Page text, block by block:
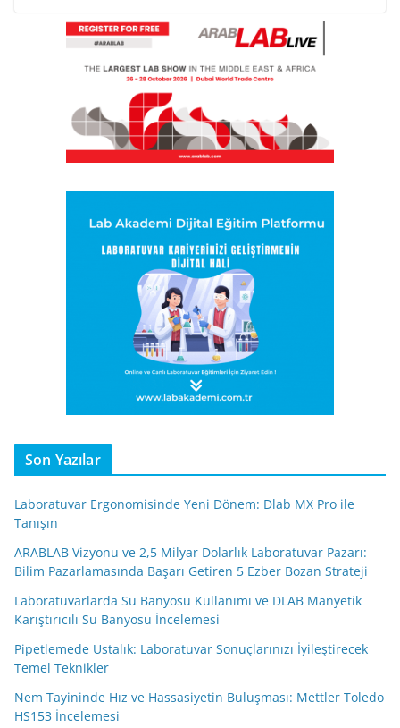
Son Yazılar
Laboratuvar Ergonomisinde Yeni Dönem: Dlab MX Pro ile
Tanışın
ARABLAB Vizyonu ve 2,5 Milyar Dolarlık Laboratuvar Pazarı:
Bilim Pazarlamasında Başarı Getiren 5 Ezber Bozan Strateji
Laboratuvarlarda Su Banyosu Kullanımı ve DLAB Manyetik
Karıştırıcılı Su Banyosu İncelemesi
Pipetlemede Ustalık: Laboratuvar Sonuçlarınızı İyileştirecek
Temel Teknikler
Nem Tayininde Hız ve Hassasiyetin Buluşması: Mettler Toledo
HS153 İncelemesi